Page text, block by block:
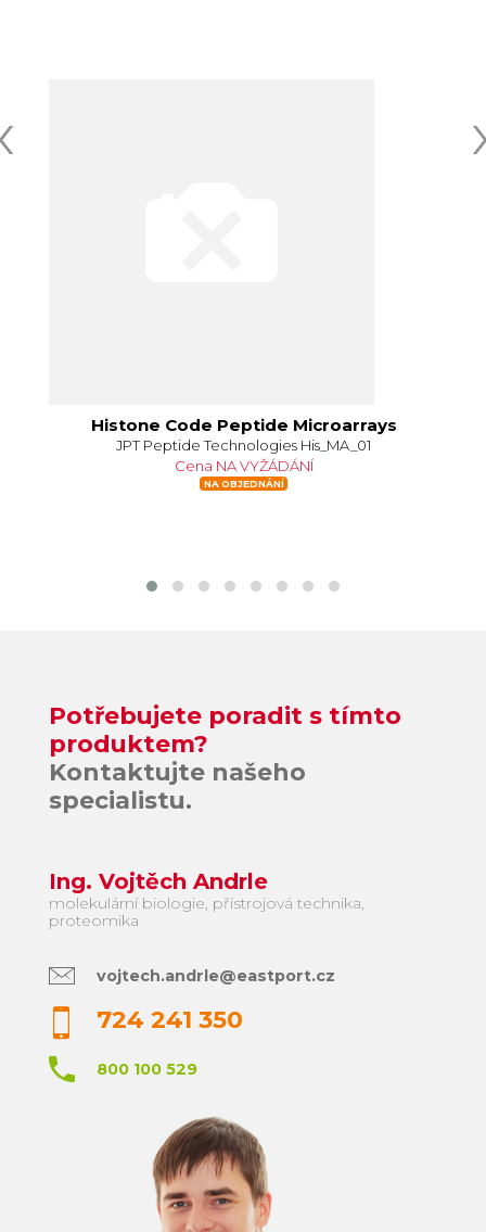
Histone Code Peptide Microarrays
JPT Peptide Technologies His_MA_01
Cena NA VYŽÁDÁNÍ
NA OBJEDNÁNÍ
Potřebujete poradit s tímto
produktem?
Kontaktujte našeho
specialistu.
Ing. Vojtěch Andrle
molekulární biologie, přístrojová technika,
proteomika
vojtech.andrle@eastport.cz
724 241 350
800 100 529